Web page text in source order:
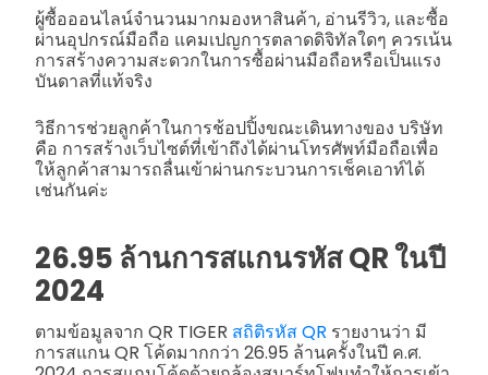
ผู้ซื้อออนไลน์จำนวนมากมองหาสินค้า, อ่านรีวิว, และซื้อ
ผ่านอุปกรณ์มือถือ แคมเปญการตลาดดิจิทัลใดๆ ควรเน้น
การสร้างความสะดวกในการซื้อผ่านมือถือหรือเป็นแรง
บันดาลที่แท้จริง
วิธีการช่วยลูกค้าในการช้อปปิ้งขณะเดินทางของ บริษัท
คือ การสร้างเว็บไซต์ที่เข้าถึงได้ผ่านโทรศัพท์มือถือเพื่อ
ให้ลูกค้าสามารถลื่นเข้าผ่านกระบวนการเช็คเอาท์ได้
เช่นกันค่ะ
26.95 ล้านการสแกนรหัส QR ในปี
2024
ตามข้อมูลจาก QR TIGER สถิติรหัส QR รายงานว่า มี
การสแกน QR โค้ดมากกว่า 26.95 ล้านครั้งในปี ค.ศ.